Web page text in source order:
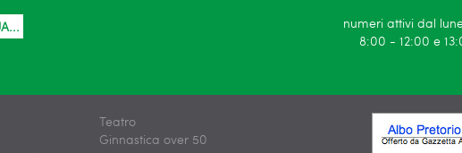
numeri attivi dal
8:00 - 12:00 e
Teatro
Ginnastica over 50